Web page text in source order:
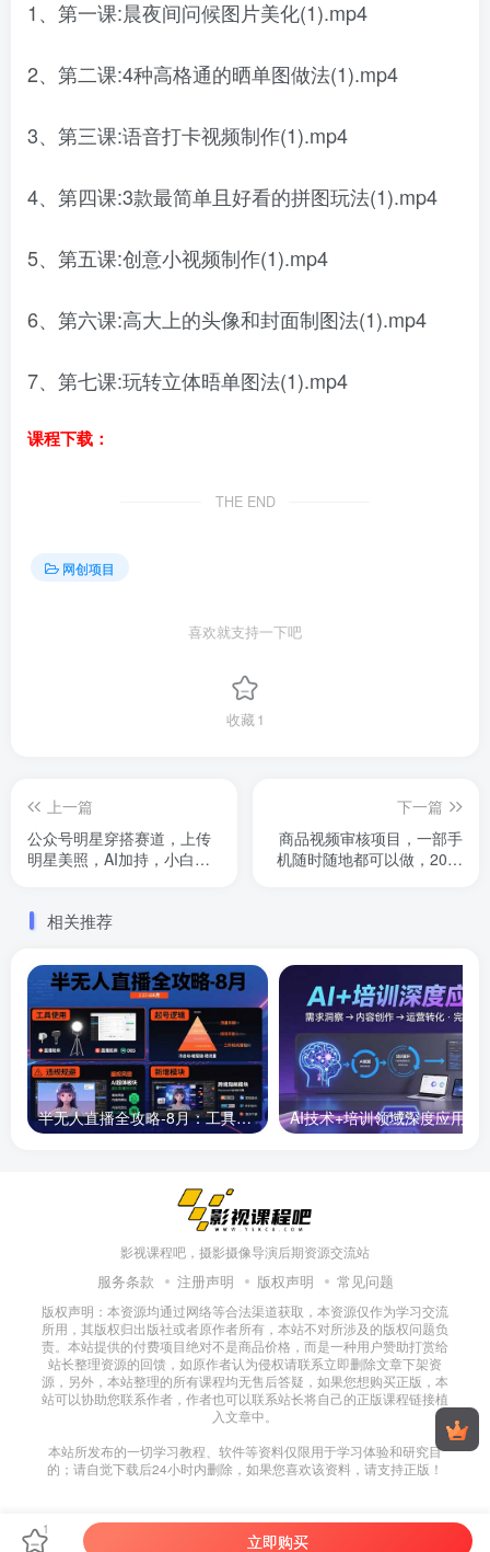
1、第一课:晨夜间问候图片美化(1).mp4
2、第二课:4种高格通的晒单图做法(1).mp4
3、第三课:语音打卡视频制作(1).mp4
4、第四课:3款最简单且好看的拼图玩法(1).mp4
5、第五课:创意小视频制作(1).mp4
6、第六课:高大上的头像和封面制图法(1).mp4
7、第七课:玩转立体晤单图法(1).mp4
课程下载：
THE END
网创项目
喜欢就支持一下吧
收藏 1
上一篇
公众号明星穿搭赛道，上传
明星美照，AI加持，小白也
下一篇
商品视频审核项目，一部手
机随时随地都可以做，20秒
相关推荐
半无人直播全攻略-8月：工具使用+起号逻辑+违规规避,新增AI超体与跨境模块
影视课程吧，摄影摄像导演后期资源交流站
服务条款 注册声明 版权声明 常见问题
版权声明：本资源均通过网络等合法渠道获取，本资源仅作为学习交流
所用，其版权归出版社或者原作者所有，本站不对所涉及的版权问题负
责。本站提供的付费项目绝对不是商品价格，而是一种用户赞助打赏给
站长整理资源的回馈，如原作者认为侵权请联系立即删除文章下架资
源，另外，本站整理的所有课程均无售后答疑，如果您想购买正版，本
站可以协助您联系作者，作者也可以联系站长将自己的正版课程链接植
入文章中。
本站所发布的一切学习教程、软件等资料仅限用于学习体验和研究目
的；请自觉下载后24小时内删除，如果您喜欢该资料，请支持正版！
1
立即购买